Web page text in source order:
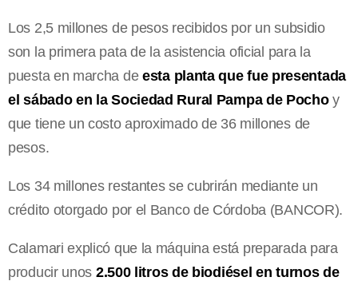
Los 2,5 millones de pesos recibidos por un subsidio
son la primera pata de la asistencia oficial para la
puesta en marcha de esta planta que fue presentada
el sábado en la Sociedad Rural Pampa de Pochoy
que tiene un costo aproximado de 36 millones de
pesos.
Los 34 millones restantes se cubrirán mediante un
crédito otorgado por el Banco de Córdoba (BANCOR).
Calamari explicó que la máquina está preparada para
producir unos 2.500 litros de biodiésel en turnos de